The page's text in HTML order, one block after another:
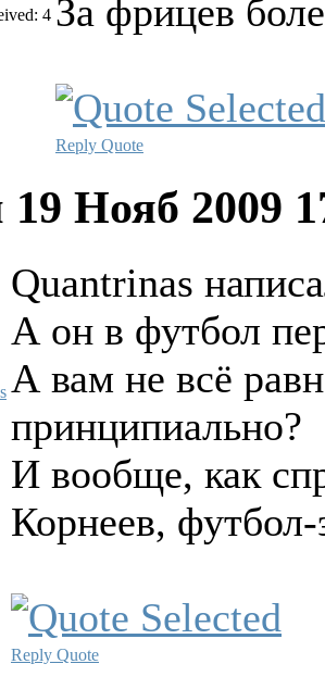
4 За фрицев
Reply Quote
19 Нояб 2009
Quantrinas
А он в футбол
А вам не всё
принципиально?
И вообще, как
Корнеев,
Reply Quote